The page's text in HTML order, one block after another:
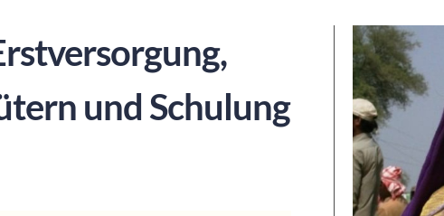
und Schulung